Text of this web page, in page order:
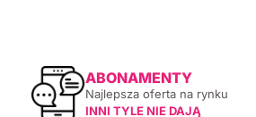
ABONAMENTY
Najlepsza oferta na rynku
INNI TYLE NIE DAJĄ